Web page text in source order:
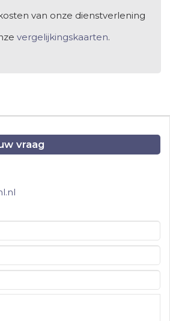
van onze dienstverlening
vergelijkingskaarten.
vraag